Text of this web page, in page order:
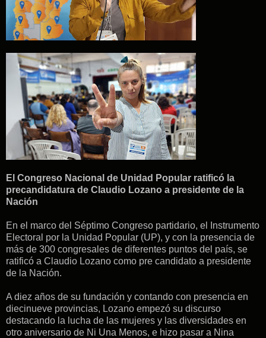
El Congreso Nacional de Unidad Popular ratificó la
precandidatura de Claudio Lozano a presidente de la
Nación
En el marco del Séptimo Congreso partidario, el Instrumento
Electoral por la Unidad Popular (UP), y con la presencia de
más de 300 congresales de diferentes puntos del país, se
ratificó a Claudio Lozano como pre candidato a presidente
de la Nación.
A diez años de su fundación y contando con presencia en
diecinueve provincias, Lozano empezó su discurso
destacando la lucha de las mujeres y las diversidades en
otro aniversario de Ni Una Menos, e hizo pasar a Nina